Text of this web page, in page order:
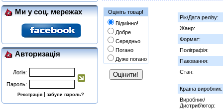
Ми у соц. мережах
Авторизація
Логін:
Пароль:
Реєстрація |забули пароль?
Оцініть товар!
Відмінно!
Добре
Середньо
Погано
Дуже погано
Рік/Дата релізу:
Жанр:
Формат:
Поліграфія:
Паковання:
Стан:
Країна виробник:
Виробник/
Дистриб'ютор: